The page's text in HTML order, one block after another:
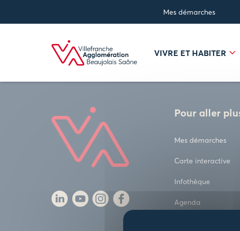
Mes démarches
VIVRE ET HABITER
Pour aller
Mes démarches
Carte interactive
Infothèque
Agenda